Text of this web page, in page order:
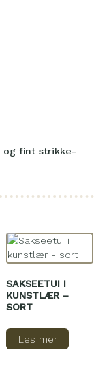
og fint strikke-
SAKSEETUI I
KUNSTLÆR –
SORT
Les mer